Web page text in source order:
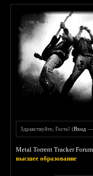
Здравствуйте, Гость! (Вход
Metal Torrent Tracker Forum
высшее образование